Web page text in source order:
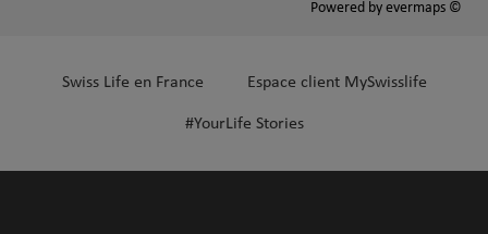
Powered by evermaps ©
Swiss Life en France Espace client MySwisslife
#YourLife Stories